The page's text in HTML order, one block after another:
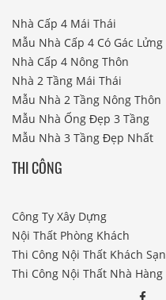
Nhà Cấp 4 Mái Thái
Mẫu Nhà Cấp 4 Có Gác Lửng
Nhà Cấp 4 Nông Thôn
Nhà 2 Tầng Mái Thái
Mẫu Nhà 2 Tầng Nông Thôn
Mẫu Nhà Ống Đẹp 3 Tầng
Mẫu Nhà 3 Tầng Đẹp Nhất
THI CÔNG
Công Ty Xây Dựng
Nội Thất Phòng Khách
Thi Công Nội Thất Khách Sạn
Thi Công Nội Thất Nhà Hàng